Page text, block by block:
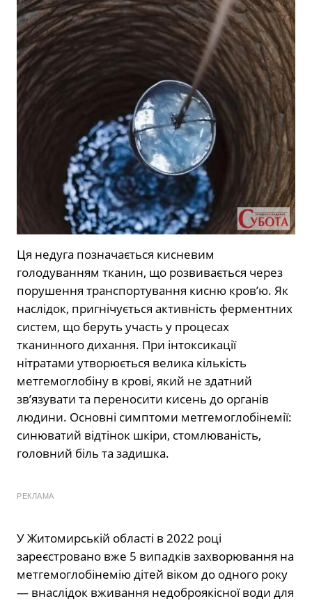
Ця недуга позначається кисневим
голодуванням тканин, що розвивається через
порушення транспортування кисню кров’ю. Як
наслідок, пригнічується активність ферментних
систем, що беруть участь у процесах
тканинного дихання. При інтоксикації
нітратами утворюється велика кількість
метгемоглобіну в крові, який не здатний
зв’язувати та переносити кисень до органів
людини. Основні симптоми метгемоглобінемії:
синюватий відтінок шкіри, стомлюваність,
головний біль та задишка.
РЕКЛАМА
У Житомирській області в 2022 році
зареєстровано вже 5 випадків захворювання на
метгемоглобінемію дітей віком до одного року
— внаслідок вживання недоброякісної води для